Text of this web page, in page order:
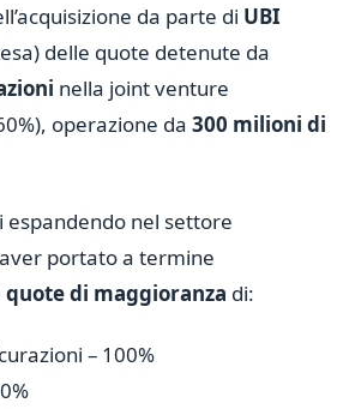
da parte di UBI
delle quote detenute da
nella joint venture
operazione da 300 milioni di
espandendo nel settore
portato a termine
quote di maggioranza di:
– 100%